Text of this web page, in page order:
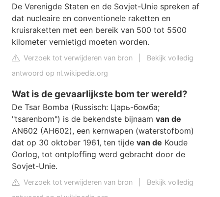
De Verenigde Staten en de Sovjet-Unie spreken af
dat nucleaire en conventionele raketten en
kruisraketten met een bereik van 500 tot 5500
kilometer vernietigd moeten worden.
Verzoek tot verwijderen van bron
Bekijk volledig
antwoord op nl.wikipedia.org
Wat is de gevaarlijkste bom ter wereld?
De Tsar Bomba (Russisch: Царь-бомба;
"tsarenbom") is de bekendste bijnaam van de
AN602 (АН602), een kernwapen (waterstofbom)
dat op 30 oktober 1961, ten tijde van de Koude
Oorlog, tot ontploffing werd gebracht door de
Sovjet-Unie.
Verzoek tot verwijderen van bron
Bekijk volledig